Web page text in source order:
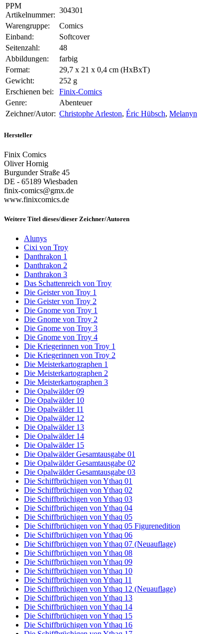
PPM
Artikelnummer:
304301
Warengruppe:
Comics
Einband:
Softcover
Seitenzahl:
48
Abbildungen:
farbig
Format:
29,7 x 21 x 0,4 cm (HxBxT)
Gewicht:
252 g
Erschienen bei:
Finix-Comics
Genre:
Abenteuer
Zeichner/Autor: Christophe Arleston, Éric Hübsch, Melanyn
Hersteller
Finix Comics
Oliver Hornig
Burgunder Straße 45
DE - 65189 Wiesbaden
finix-comics@gmx.de
www.finixcomics.de
Weitere Titel dieses/dieser Zeichner/Autoren
Alunys
Cixi von Troy
Danthrakon 1
Danthrakon 2
Danthrakon 3
Das Schattenreich von Troy
Die Geister von Troy 1
Die Geister von Troy 2
Die Gnome von Troy 1
Die Gnome von Troy 2
Die Gnome von Troy 3
Die Gnome von Troy 4
Die Kriegerinnen von Troy 1
Die Kriegerinnen von Troy 2
Die Meisterkartographen 1
Die Meisterkartographen 2
Die Meisterkartographen 3
Die Opalwälder 09
Die Opalwälder 10
Die Opalwälder 11
Die Opalwälder 12
Die Opalwälder 13
Die Opalwälder 14
Die Opalwälder 15
Die Opalwälder Gesamtausgabe 01
Die Opalwälder Gesamtausgabe 02
Die Opalwälder Gesamtausgabe 03
Die Schiffbrüchigen von Ythaq 01
Die Schiffbrüchigen von Ythaq 02
Die Schiffbrüchigen von Ythaq 03
Die Schiffbrüchigen von Ythaq 04
Die Schiffbrüchigen von Ythaq 05
Die Schiffbrüchigen von Ythaq 05 Figurenedition
Die Schiffbrüchigen von Ythaq 06
Die Schiffbrüchigen von Ythaq 07 (Neuauflage)
Die Schiffbrüchigen von Ythaq 08
Die Schiffbrüchigen von Ythaq 09
Die Schiffbrüchigen von Ythaq 10
Die Schiffbrüchigen von Ythaq 11
Die Schiffbrüchigen von Ythaq 12 (Neuauflage)
Die Schiffbrüchigen von Ythaq 13
Die Schiffbrüchigen von Ythaq 14
Die Schiffbrüchigen von Ythaq 15
Die Schiffbrüchigen von Ythaq 16